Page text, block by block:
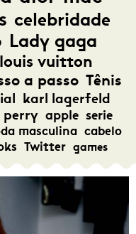
celebridade
Lady gaga
louis vuitton
a passo Tênis
karl lagerfeld
apple serie
masculina cabelo
Twitter games